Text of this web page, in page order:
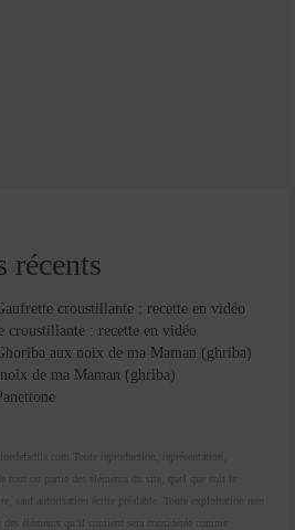
récents
croustillante : recette en vidéo
croustillante : recette en vidéo
aux noix de ma Maman (ghriba)
de ma Maman (ghriba)